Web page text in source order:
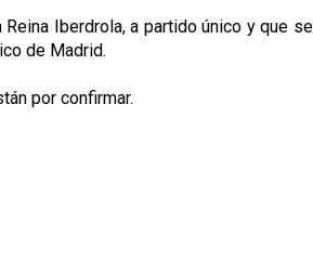
Iberdrola, a partido único y que se
de Madrid.
por confirmar.